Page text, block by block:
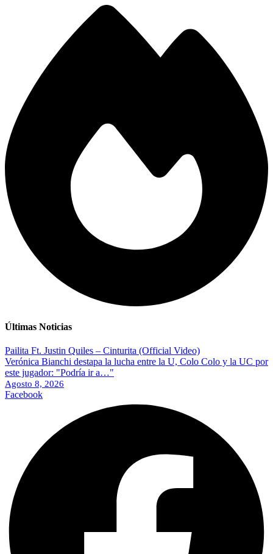
Últimas Noticias
Pailita Ft. Justin Quiles – Cinturita (Official Video)
Verónica Bianchi destapa la lucha entre la U, Colo Colo y la UC por
este jugador: "Podría ir a…"
Agosto 8, 2026
Facebook